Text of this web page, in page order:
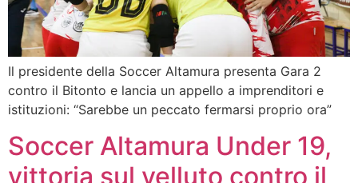
Il presidente della Soccer Altamura presenta Gara 2
contro il Bitonto e lancia un appello a imprenditori e
istituzioni: “Sarebbe un peccato fermarsi proprio ora”
Soccer Altamura Under 19,
vittoria sul velluto contro il